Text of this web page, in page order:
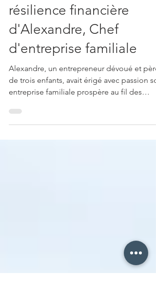
Pour mon entreprise
Étude de cas : La
résilience financière
d'Alexandre, Chef
d'entreprise familiale
de trois enfants, avait érigé avec passion
entreprise familiale prospère au fil des